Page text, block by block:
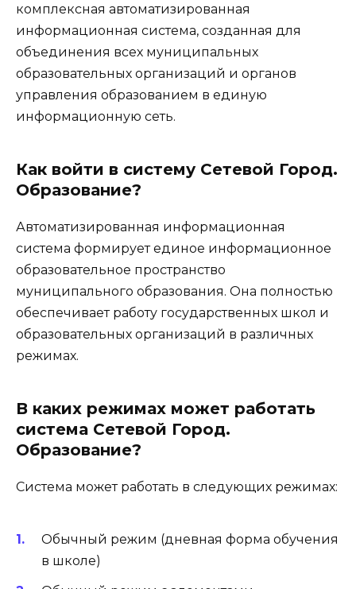
комплексная автоматизированная
информационная система, созданная для
объединения всех муниципальных
образовательных организаций и органов
управления образованием в единую
информационную сеть.
Как войти в систему Сетевой Город.
Образование?
Автоматизированная информационная
система формирует единое информационное
образовательное пространство
муниципального образования. Она полностью
обеспечивает работу государственных школ и
образовательных организаций в различных
режимах.
В каких режимах может работать
система Сетевой Город.
Образование?
Система может работать в следующих режимах:
Обычный режим (дневная форма обучения
в школе)